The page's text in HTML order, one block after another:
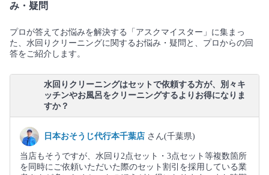
み・疑問
プロが答えてお悩みを解決する「アスクマイスター」に集まっ
た、水回りクリーニングに関するお悩み・疑問と、プロからの回
答をご紹介します。
水回りクリーニングはセットで依頼する方が、別々キ
ッチンやお風呂をクリーニングするよりお得になりま
すか？
日本おそうじ代行本千葉店 さん(千葉県)
当店もそうですが、水回り2点セット・3点セット等複数箇所
を同時にご依頼いただいた際のセット割引を採用している業